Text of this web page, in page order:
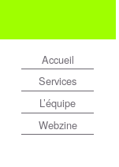
Accueil
Services
L’équipe
Webzine